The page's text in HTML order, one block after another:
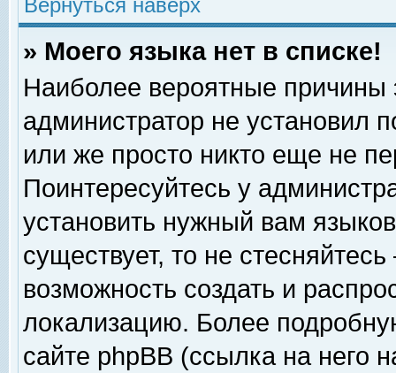
Вернуться наверх
» Моего языка нет в списке!
Наиболее вероятные причины
администратор не установил
или же просто никто еще не
Поинтересуйтесь у
установить нужный вам
существует, то не
возможность создать и
локализацию. Более
сайте phpBB (ссылка на него